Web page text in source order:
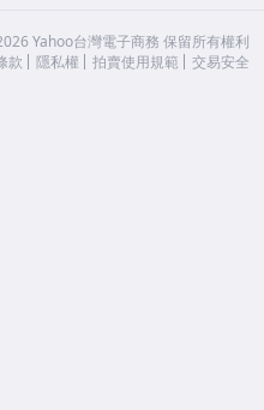
Yahoo台灣電子商務 保留所有權利
款
隱私權 拍賣使用規範 交易安全